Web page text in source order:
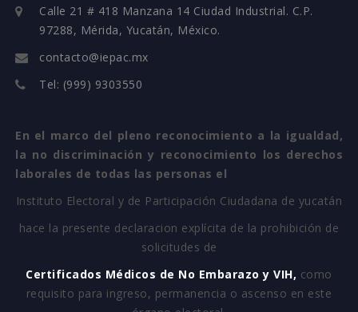
Calle 21 # 418 Manzana 14 Ciudad Industrial. C.P.
97288, Mérida, Yucatán, México.
contacto@iepac.mx
Tel: (999) 9303550
En el marco del pleno reconocimiento a la igualdad,
la no discriminación y reconocimiento los derechos
laborales de todas las personas el
Instituto Electoral y de Participación Ciudadana de yucatán
hace la presente declaracion explícita de la prohibición de
solicitudes de
Certificados Médicos de No Embarazo y VIH, como
requisito para ingreso, permanencia o ascenso en este